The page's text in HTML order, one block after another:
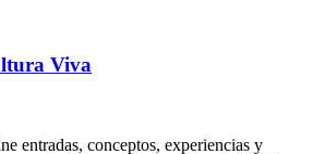
Viva
entradas, conceptos, experiencias y